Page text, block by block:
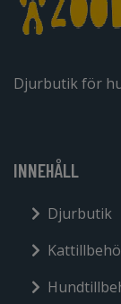
Djurbutik för
INNEHÅLL
Djurbutik